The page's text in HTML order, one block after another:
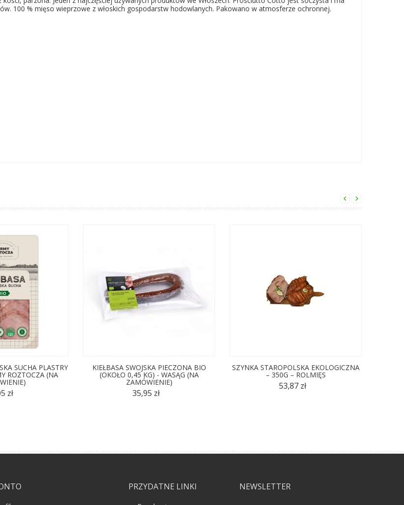
100 % mięso wieprzowe z włoskich gospodarstw hodowlanych. Pakowano w atmosferze ochronnej.
SUCHA PLASTRY
ROZTOCZA (NA
zł
KIEŁBASA SWOJSKA PIECZONA BIO
(OKOŁO 0,45 KG) - WASĄG (NA
ZAMÓWIENIE)
35,95 zł
SZYNKA STAROPOLSKA EKOLOGICZNA
– 350G – ROLMIĘS
53,87 zł
PRZYDATNE LINKI NEWSLETTER